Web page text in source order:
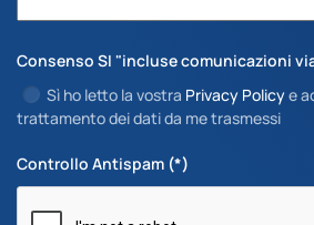
Consenso SI "incluse comunicazioni
Sì ho letto la vostra Privacy Policye
trattamento dei dati da me trasmessi
Controllo Antispam (*)